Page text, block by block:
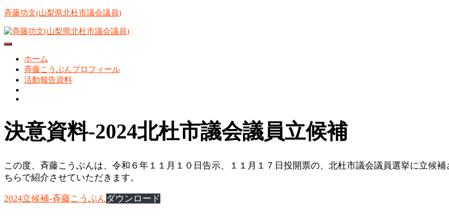
斉藤功文(山梨県北杜市議会議員)
ナビゲーションを切り替え
ホーム
斉藤こうぶんプロフィール
活動報告資料
決意資料-2024北杜市議会議員立候補
この度、斉藤こうぶんは、令和６年１１月１０日告示、１１月１７日投開票の、北杜市議会議員選挙に立候
ちらで紹介させていただきます。
2024立候補-斉藤こうぶんダウンロード